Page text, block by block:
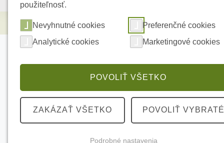
Elektrické kúrenie HIKVISION DS-
použiteľnosť.
Nevyhnutné cookies
Preferenčné cookies
Analytické cookies
Marketingové cookies
POVOLIŤ VŠETKO
ZAKÁZAŤ VŠETKO POVOLIŤ VYBRATÉ
Podrobné nastavenia